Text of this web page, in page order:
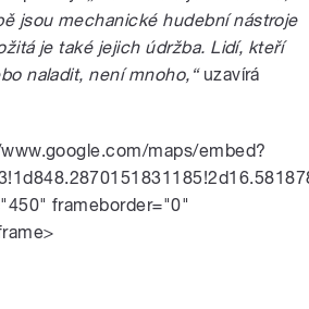
jsou mechanické hudební nástroje
je také jejich údržba. Lidí, kteří
naladit, není mnoho,“uzavírá
maps/embed?
frameborder="0"